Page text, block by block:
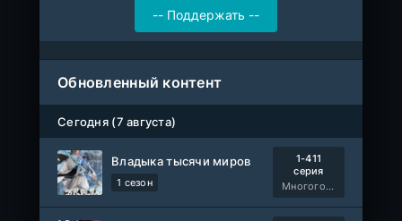
Обновленный контент
Сегодня (7 августа)
Владыка тысячи миров
1 сезон
1-411
серия
Многоголосый